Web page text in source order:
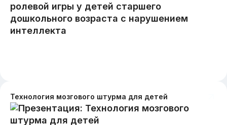
Технология мозгового штурма для детей